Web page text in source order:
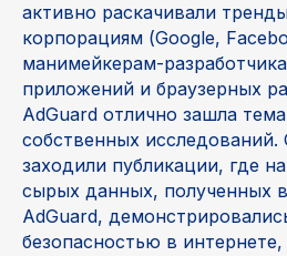
активно раскачивали
корпорациям (Google,
манимейкерам-
приложений и браузерных
AdGuard отлично зашла
собственных
заходили публикации, где
сырых данных, полученных
AdGuard,
безопасностью в